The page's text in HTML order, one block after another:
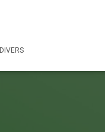
DIVERS